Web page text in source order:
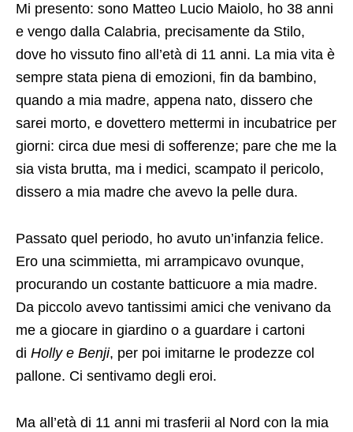
Mi presento: sono Matteo Lucio Maiolo, ho 38 anni
e vengo dalla Calabria, precisamente da Stilo,
dove ho vissuto fino all’età di 11 anni. La mia vita è
sempre stata piena di emozioni, fin da bambino,
quando a mia madre, appena nato, dissero che
sarei morto, e dovettero mettermi in incubatrice per
giorni: circa due mesi di sofferenze; pare che me la
sia vista brutta, ma i medici, scampato il pericolo,
dissero a mia madre che avevo la pelle dura.
Passato quel periodo, ho avuto un’infanzia felice.
Ero una scimmietta, mi arrampicavo ovunque,
procurando un costante batticuore a mia madre.
Da piccolo avevo tantissimi amici che venivano da
me a giocare in giardino o a guardare i cartoni
di Holly e Benji, per poi imitarne le prodezze col
pallone. Ci sentivamo degli eroi.
Ma all’età di 11 anni mi trasferii al Nord con la mia